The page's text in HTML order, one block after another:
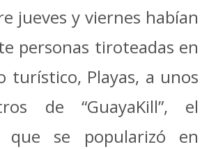
jueves y viernes habían
personas tiroteadas en
turístico, Playas, a unos
de “GuayaKill”, el
que se popularizó en